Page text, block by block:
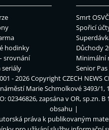
hodinky
srovnání
Smrt OSVČ
Spořicí
Důchody
Minimální
Senior
- 2026 CopyrightCZECH NEWS
Marie Schmolkové 3493/1,
02346826, zapsána v OR, sp.zn.
obsahu
práva k publikovaným